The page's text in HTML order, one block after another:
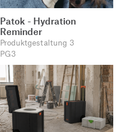
Patok - Hydration
Reminder
Produktgestaltung 3
PG3